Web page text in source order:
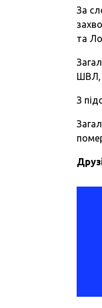
За
та
ШВЛ,
З